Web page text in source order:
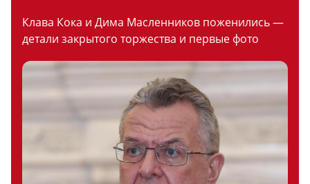
Клава Кока и Дима Масленников поженились —
детали закрытого торжества и первые фото